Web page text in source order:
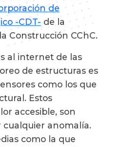
de
-CDT- de la
Construcción CChC.
al internet de las
de estructuras es
como los que
Estos
accesible, son
cualquier anomalía.
como la que